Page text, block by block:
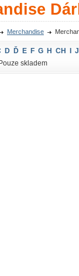
Merchandise
D Ď E F G H CH
J
skladem